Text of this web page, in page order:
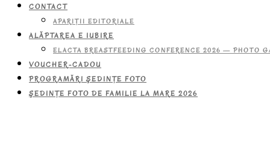
CONTACT
APARIŢII EDITORIALE
ALĂPTAREA E IUBIRE
ELACTA BREASTFEEDING CONFERENCE 2026 — PHOTO
VOUCHER-CADOU
PROGRAMĂRI ŞEDINŢE FOTO
ŞEDINŢE FOTO DE FAMILIE LA MARE 2026